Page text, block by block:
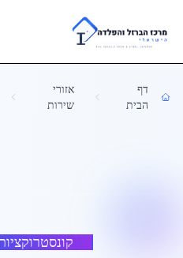
Skip to main content
דף
הבית
אזורי
שירות